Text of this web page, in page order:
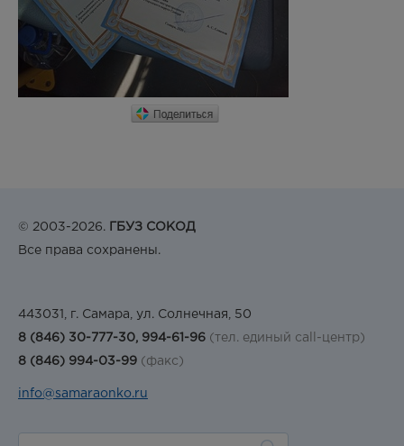
© 2003-2026. ГБУЗ СОКОД
Все права сохранены.
443031, г. Самара, ул. Солнечная, 50
8 (846) 30-777-30, 994-61-96 (тел. единый call-центр)
8 (846) 994-03-99 (факс)
info@samaraonko.ru